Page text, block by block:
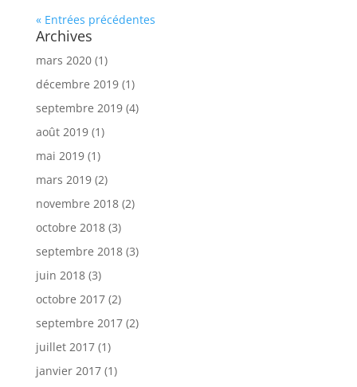
« Entrées précédentes
Archives
mars 2020(1)
décembre 2019(1)
septembre 2019(4)
août 2019(1)
mai 2019(1)
mars 2019(2)
novembre 2018(2)
octobre 2018(3)
septembre 2018(3)
juin 2018(3)
octobre 2017(2)
septembre 2017(2)
juillet 2017(1)
janvier 2017(1)